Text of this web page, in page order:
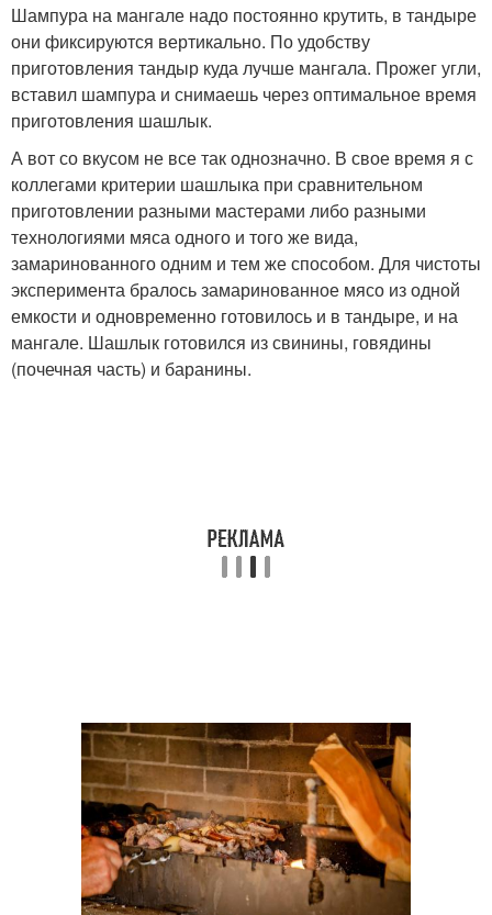
Шампура на мангале надо постоянно крутить, в тандыре
они фиксируются вертикально. По удобству
приготовления тандыр куда лучше мангала. Прожег угли,
вставил шампура и снимаешь через оптимальное время
приготовления шашлык.
А вот со вкусом не все так однозначно. В свое время я с
коллегами критерии шашлыка при сравнительном
приготовлении разными мастерами либо разными
технологиями мяса одного и того же вида,
замаринованного одним и тем же способом. Для чистоты
эксперимента бралось замаринованное мясо из одной
емкости и одновременно готовилось и в тандыре, и на
мангале. Шашлык готовился из свинины, говядины
(почечная часть) и баранины.